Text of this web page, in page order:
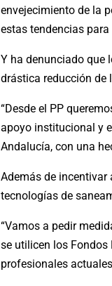
envejecimiento de la
estas tendencias
Y ha denunciado que
drástica reducción de
“Desde el PP
apoyo institucional y
Andalucía, con una
Además de
tecnologías de
“Vamos a pedir
se utilicen los Fondos
profesionales